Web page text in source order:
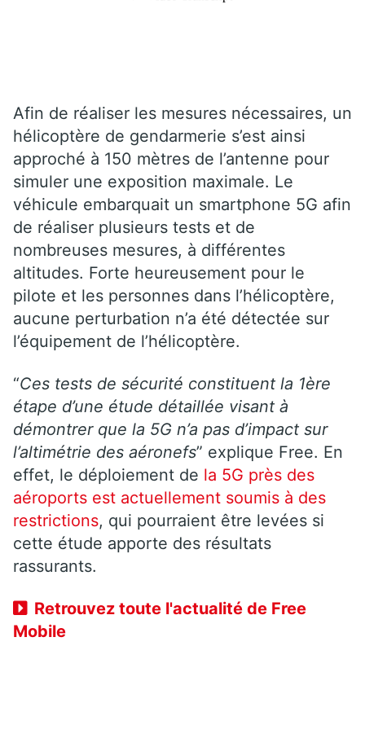
Afin de réaliser les mesures nécessaires, un
hélicoptère de gendarmerie s’est ainsi
approché à 150 mètres de l’antenne pour
simuler une exposition maximale. Le
véhicule embarquait un smartphone 5G afin
de réaliser plusieurs tests et de
nombreuses mesures, à différentes
altitudes. Forte heureusement pour le
pilote et les personnes dans l’hélicoptère,
aucune perturbation n’a été détectée sur
l’équipement de l’hélicoptère.
“Ces tests de sécurité constituent la 1ère
étape d’une étude détaillée visant à
démontrer que la 5G n’a pas d’impact sur
l’altimétrie des aéronefs” explique Free. En
effet, le déploiement de la 5G près des
aéroports est actuellement soumis à des
restrictions, qui pourraient être levées si
cette étude apporte des résultats
rassurants.
Retrouvez toute l'actualité de Free
Mobile